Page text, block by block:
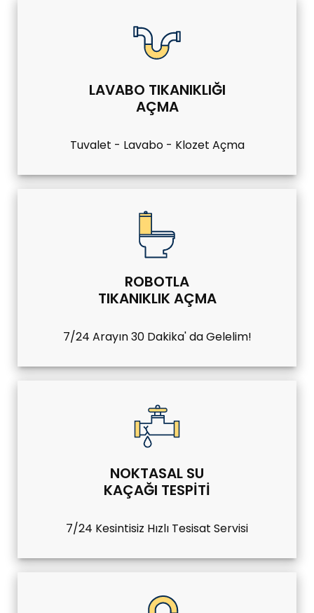
LAVABO TIKANIKLIĞI
AÇMA
Tuvalet - Lavabo - Klozet Açma
ROBOTLA
TIKANIKLIK AÇMA
7/24 Arayın 30 Dakika' da Gelelim!
NOKTASAL SU
KAÇAĞI TESPITI
7/24 Kesintisiz Hızlı Tesisat Servisi